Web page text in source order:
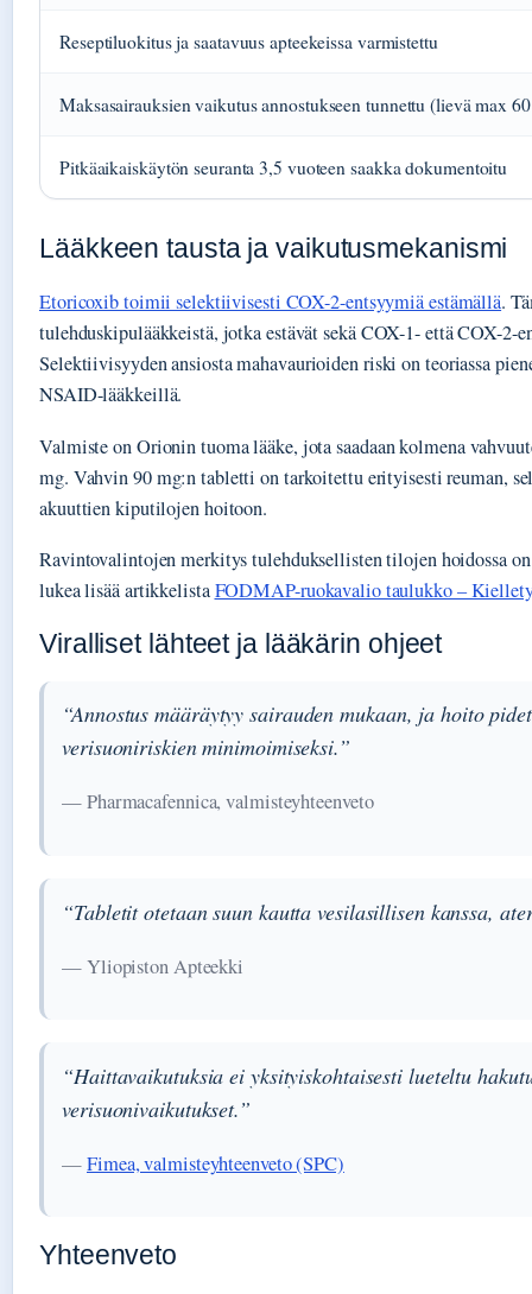
Reseptiluokitus ja saatavuus apteekeissa varmistettu
Maksasairauksien vaikutus annostukseen tunnettu (lievä max
Pitkäaikaiskäytön seuranta 3,5 vuoteen saakka dokumentoitu
Lääkkeen tausta ja vaikutusmekanismi
Etoricoxib toimii selektiivisesti COX-2-entsyymiä estämällä.
tulehduskipulääkkeistä, jotka estävät sekä COX-1- että COX-2-
Selektiivisyyden ansiosta mahavaurioiden riski on teoriassa
NSAID-lääkkeillä.
Valmiste on Orionin tuoma lääke, jota saadaan kolmena
mg. Vahvin 90 mg:n tabletti on tarkoitettu erityisesti reuman,
akuuttien kiputilojen hoitoon.
Ravintovalintojen merkitys tulehduksellisten tilojen hoidossa
lukea lisää artikkelistaFODMAP-ruokavalio taulukko –
Viralliset lähteet ja lääkärin ohjeet
“Annostus määräytyy sairauden mukaan, ja hoito
verisuoniriskien minimoimiseksi.”
— Pharmacafennica, valmisteyhteenveto
“Tabletit otetaan suun kautta vesilasillisen kanssa,
— Yliopiston Apteekki
“Haittavaikutuksia ei yksityiskohtaisesti lueteltu
verisuonivaikutukset.”
—Fimea, valmisteyhteenveto (SPC)
Yhteenveto